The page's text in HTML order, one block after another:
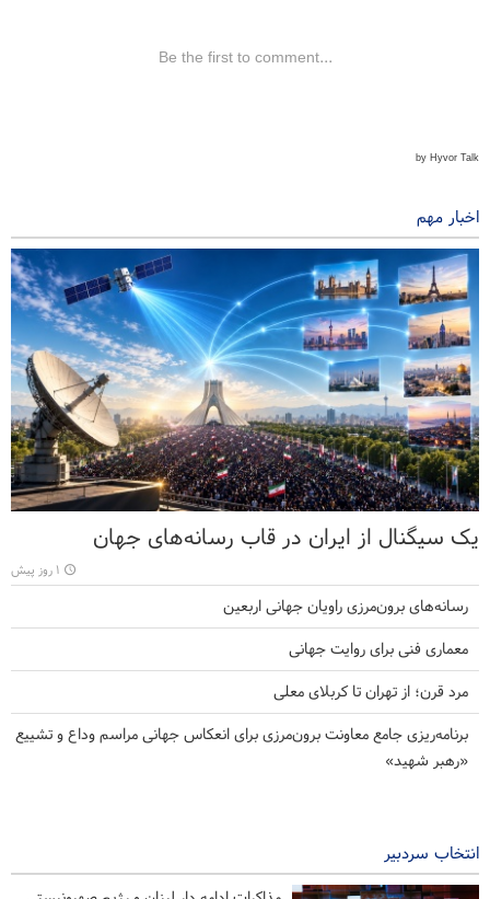
اخبار مهم
یک سیگنال از ایران در قاب رسانه‌های جهان
۱ روز پیش
رسانه‌های برون‌مرزی راویان جهانی اربعین
معماری فنی برای روایت جهانی
مرد قرن؛ از تهران تا کربلای معلی
برنامه‌ریزی جامع معاونت برون‌مرزی برای انعکاس جهانی مراسم وداع و تشییع
«رهبر شهید»
انتخاب سردبیر